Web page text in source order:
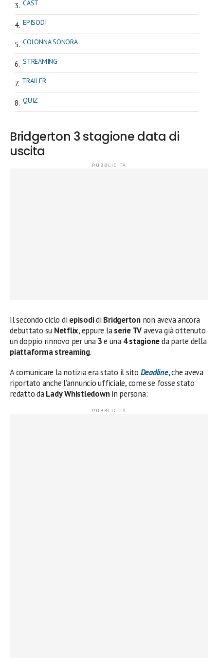
CAST
EPISODI
COLONNA SONORA
STREAMING
TRAILER
QUIZ
Bridgerton 3 stagione data di
uscita
Il secondo ciclo di episodidi Bridgertonnon aveva ancora
debuttato su Netflix, eppure laserie TVaveva già ottenuto
un doppio rinnovo per una 3e una4 stagioneda parte della
piattaforma streaming.
A comunicare la notizia era stato il sito Deadline, che aveva
riportato anche l’annuncio ufficiale, come se fosse stato
redatto daLadyWhistledownin persona: